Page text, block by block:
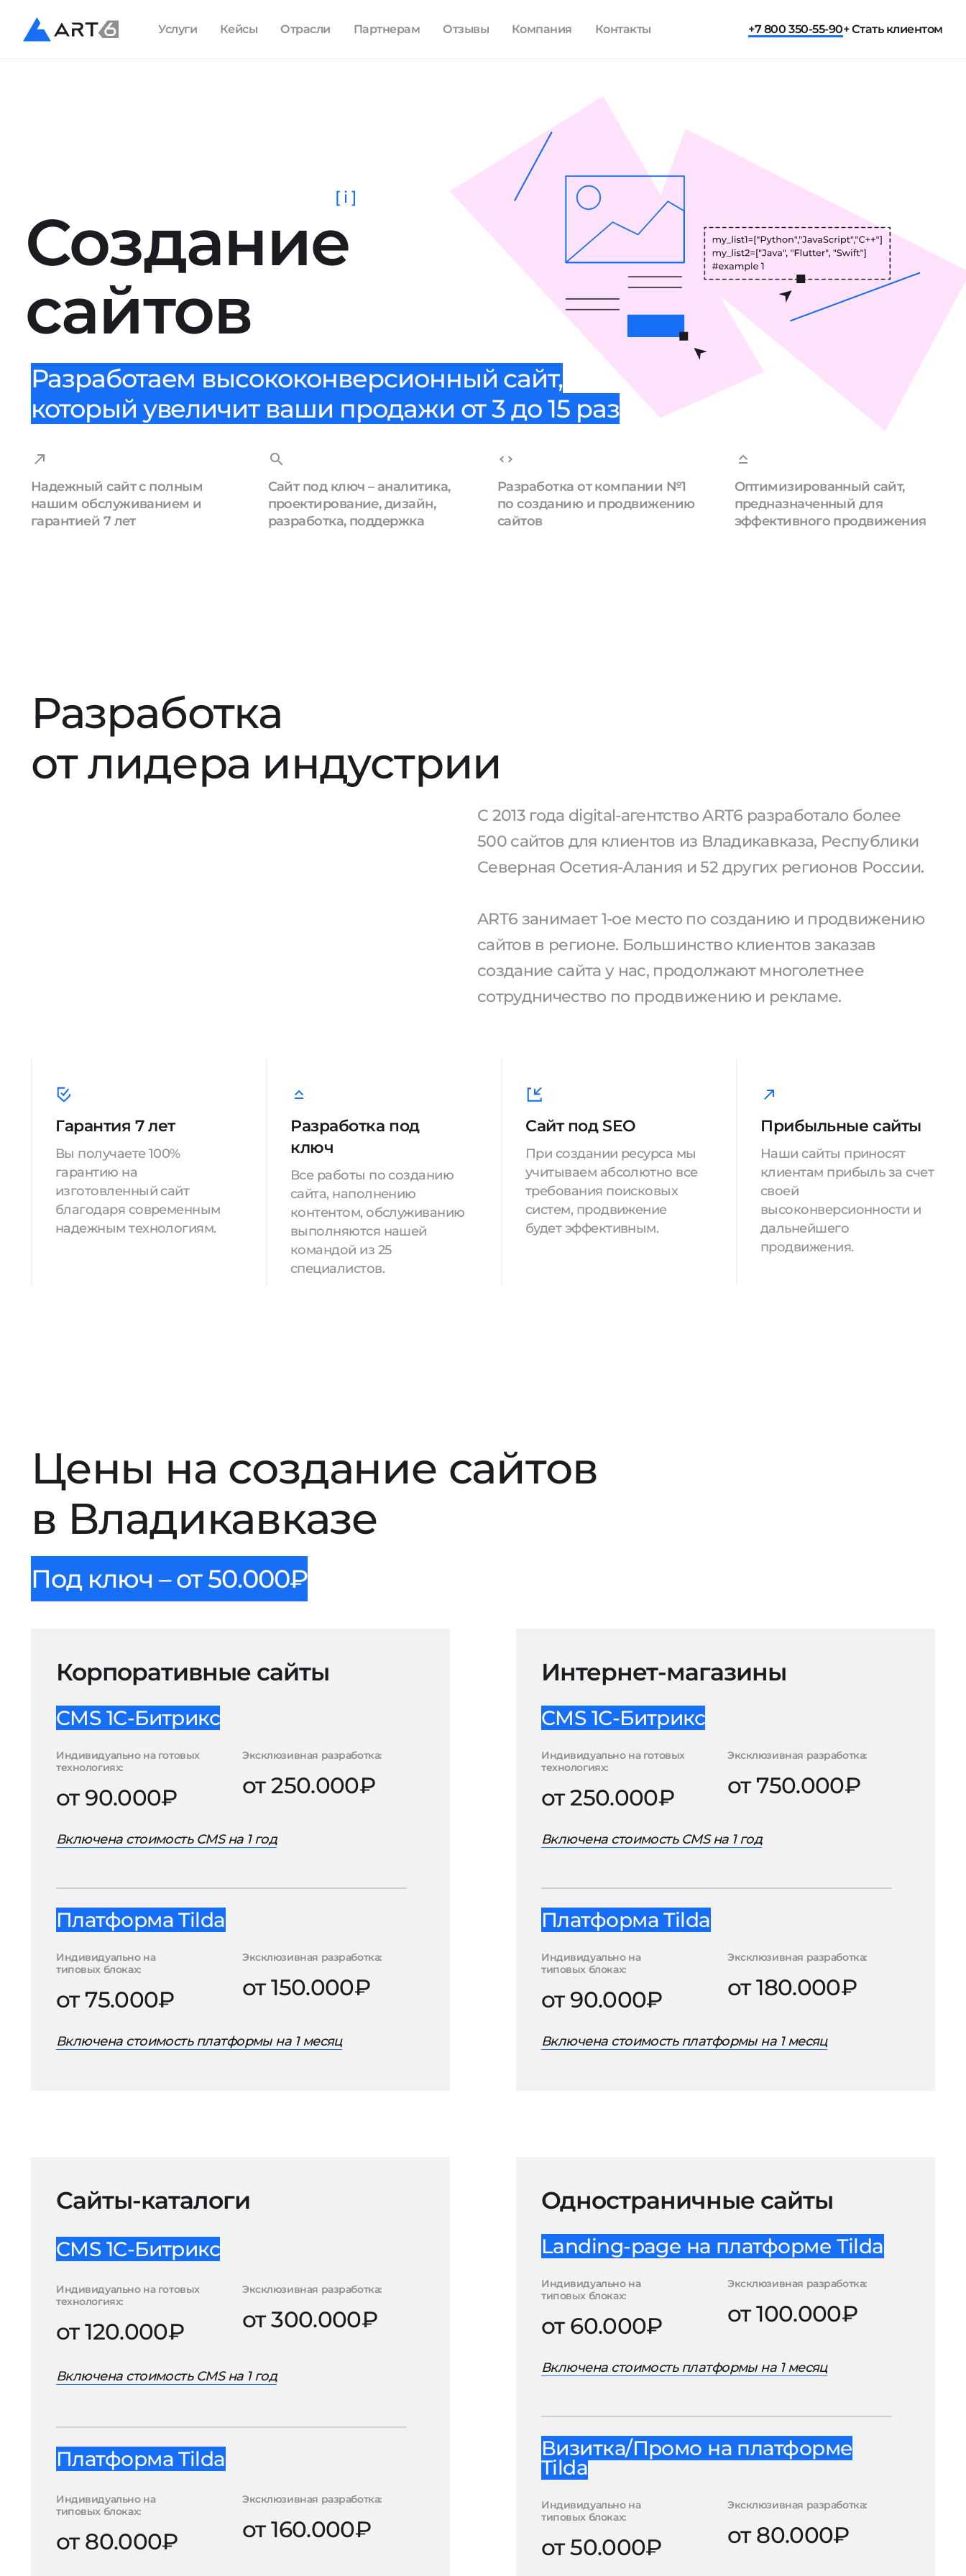
Услуги Кейсы Отрасли Партнерам Отзывы Компания Контакты +7 800 350-55-90+ Стать клиентом
Создание
сайтов
[ i ]
Разработаем высококонверсионный сайт,
который увеличит ваши продажи от 3 до 15 раз
Надежный сайт с полным
нашим обслуживанием и
гарантией 7 лет
Сайт под ключ – аналитика,
проектирование, дизайн,
разработка, поддержка
Разработка от компании №1
по созданию и продвижению
сайтов
Оптимизированный сайт,
предназначенный для
эффективного продвижения
Разработка
от лидера индустрии
С 2013 года digital-агентство ART6 разработало более
500 сайтов для клиентов из Владикавказа, Республики
Северная Осетия-Алания и 52 других регионов России.
ART6 занимает 1-ое место по созданию и продвижению
сайтов в регионе. Большинство клиентов заказав
создание сайта у нас, продолжают многолетнее
сотрудничество по продвижению и рекламе.
Гарантия 7 лет
Вы получаете 100%
гарантию на
изготовленный сайт
благодаря современным
надежным технологиям.
Разработка под
ключ
Все работы по созданию
сайта, наполнению
контентом, обслуживанию
выполняются нашей
командой из 25
специалистов.
Сайт под SEO
При создании ресурса мы
учитываем абсолютно все
требования поисковых
систем, продвижение
будет эффективным.
Прибыльные сайты
Наши сайты приносят
клиентам прибыль за счет
своей
высоконверсионности и
дальнейшего
продвижения.
Цены на создание сайтов
в Владикавказе
Под ключ – от 50.000₽
Корпоративные сайты
CMS 1С-Битрикс
Индивидуально на готовых
технологиях:
от 90.000₽
Эксклюзивная разработка:
от 250.000₽
Включена стоимость CMS на 1 год
Платформа Tilda
Индивидуально на
типовых блоках:
от 75.000₽
Эксклюзивная разработка:
от 150.000₽
Включена стоимость платформы на 1 месяц
Интернет-магазины
CMS 1С-Битрикс
Индивидуально на готовых
технологиях:
от 250.000₽
Эксклюзивная разработка:
от 750.000₽
Включена стоимость CMS на 1 год
Платформа Tilda
Индивидуально на
типовых блоках:
от 90.000₽
Эксклюзивная разработка:
от 180.000₽
Включена стоимость платформы на 1 месяц
Сайты-каталоги
CMS 1С-Битрикс
Индивидуально на готовых
технологиях:
от 120.000₽
Эксклюзивная разработка:
от 300.000₽
Включена стоимость CMS на 1 год
Платформа Tilda
Индивидуально на
типовых блоках:
от 80.000₽
Эксклюзивная разработка:
от 160.000₽
Одностраничные сайты
Landing-page на платформе Tilda
Индивидуально на
типовых блоках:
от 60.000₽
Эксклюзивная разработка:
от 100.000₽
Включена стоимость платформы на 1 месяц
Визитка/Промо на платформе
Tilda
Индивидуально на
типовых блоках:
от 50.000₽
Эксклюзивная разработка:
от 80.000₽